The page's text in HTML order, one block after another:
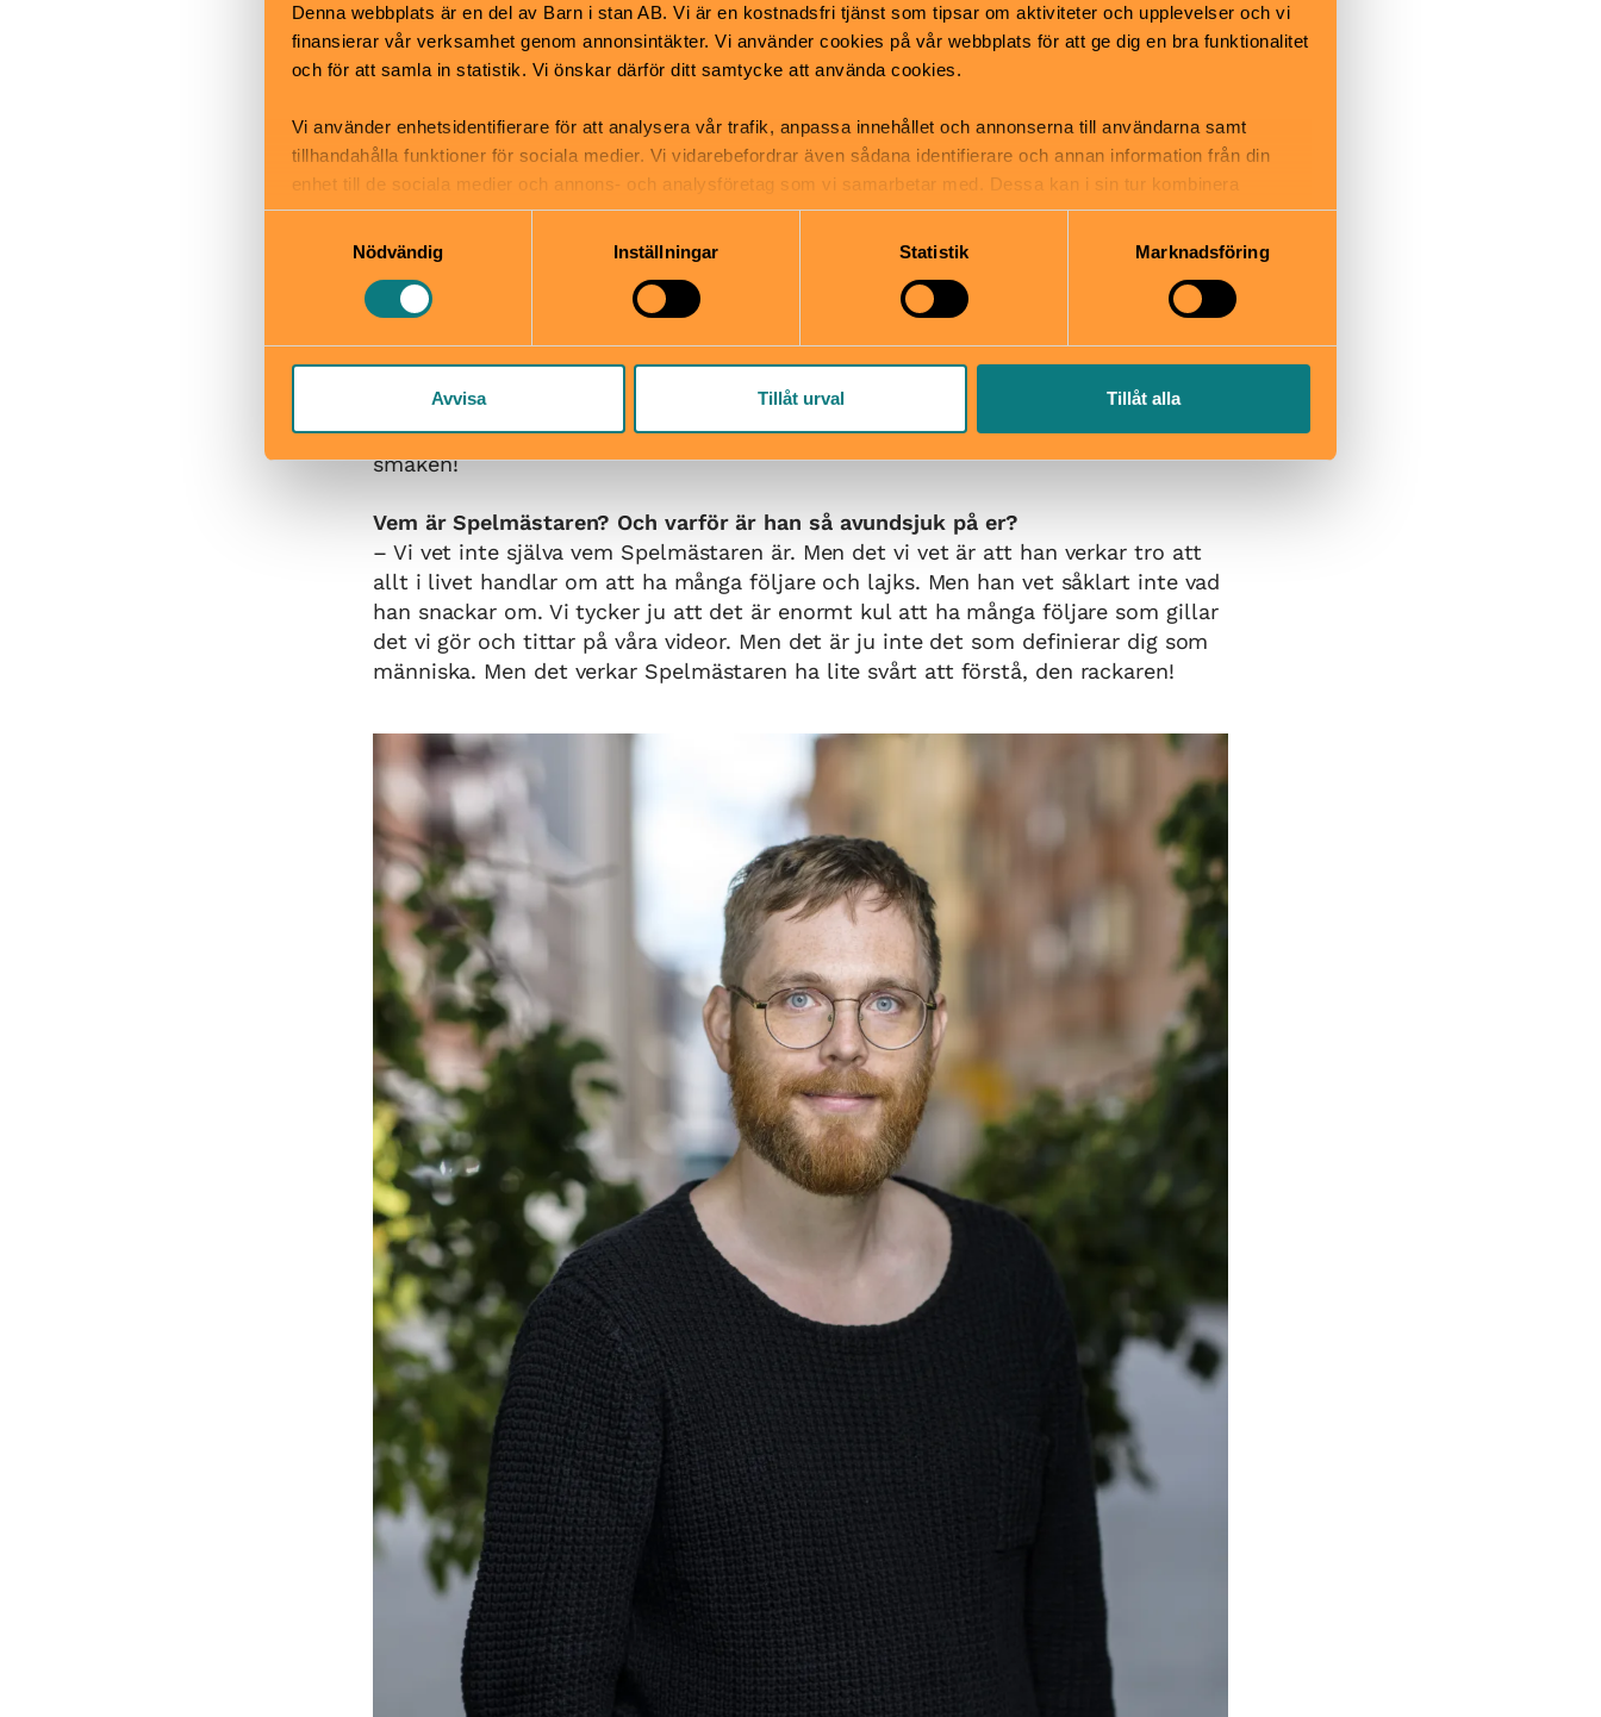
Denna webbplats är en del av Barn i stan AB. Vi är en kostnadsfri tjänst som tipsar om aktiviteter och upplevelser och vi
finansierar vår verksamhet genom annonsintäkter. Vi använder cookies på vår webbplats för att ge dig en bra funktionalitet
och för att samla in statistik. Vi önskar därför ditt samtycke att använda cookies.
Vi använder enhetsidentifierare för att analysera vår trafik, anpassa innehållet och annonserna till användarna samt
tillhandahålla funktioner för sociala medier. Vi vidarebefordrar även sådana identifierare och annan information från din
enhet till de sociala medier och annons- och analysföretag som vi samarbetar med. Dessa kan i sin tur kombinera
informationen med annan information som du har tillhandahållit eller som de har samlat in när du har använt deras tjänster.
Nödvändig
Inställningar Statistik Marknadsföring
Avvisa Tillåt urval Tillåt alla
Författaren Maria Frensborg. Foto: Eva Lindblad.
Vad läste ni själva som barn?
Tomu: – Jag läste väldigt mycket serietidningar när jag var liten. Jag hade mina
favoritserietidningar som var helt trasiga efter många års läsande. Jag minns att
jag till slut kunde varenda sak som sades i tidningen. Det sjuka är att jag
fortfarande kommer ihåg viss dialog och illustrationer från de där historierna.
Yumi: – Min favoritbok när jag var liten var Vitnos som är skriven av Marie Louise
Rudolfsson. Då jag själv var en glad hästtjej så föll den bokserien mig perfekt i
smaken!
Vem är Spelmästaren? Och varför är han så avundsjuk på er?
– Vi vet inte själva vem Spelmästaren är. Men det vi vet är att han verkar tro att
allt i livet handlar om att ha många följare och lajks. Men han vet såklart inte vad
han snackar om. Vi tycker ju att det är enormt kul att ha många följare som gillar
det vi gör och tittar på våra videor. Men det är ju inte det som definierar dig som
människa. Men det verkar Spelmästaren ha lite svårt att förstå, den rackaren!